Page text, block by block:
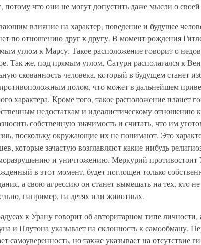
потому что они не могут допустить даже мысли о
влияние на характер, поведение и будущее
по отношению друг к другу. В момент рождения
углом к Марсу. Такое расположение говорит о
Так же, под прямым углом, Сатурн располагался к
скованность человека, который в будущем станет
полом, что может в дальнейшем
характера. Кроме того, такое расположение планет
недостаткам и идеалистическому отношению
собственную значимость и считать, что им
поскольку окружающие их не понимают. Это
которые зачастую возглавляют какие-нибудь
и уничтожению. Меркурий противостоит
в этот момент, будет поглощен только
а свою агрессию он станет вымешать на тех, кто
например, на детях или животных.
к Урану говорит об авторитарном типе личности,
и Плутона указывает на склонность к самообману.
самоуверенность, но также указывает на отсутствие